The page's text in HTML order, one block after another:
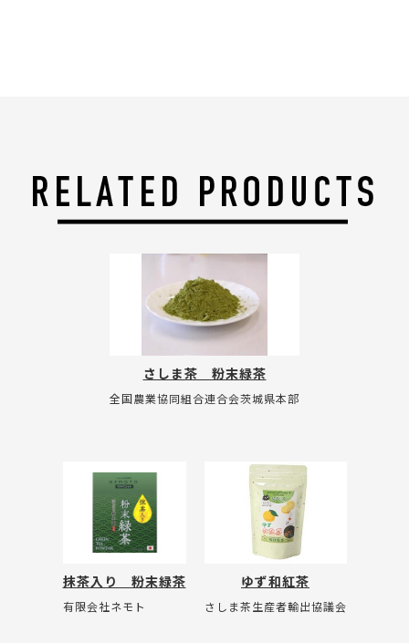
さしま茶 粉末緑茶
全国農業協同組合連合会茨城県本部
抹茶入り 粉末緑茶
有限会社ネモト
ゆず和紅茶
さしま茶生産者輸出協議会